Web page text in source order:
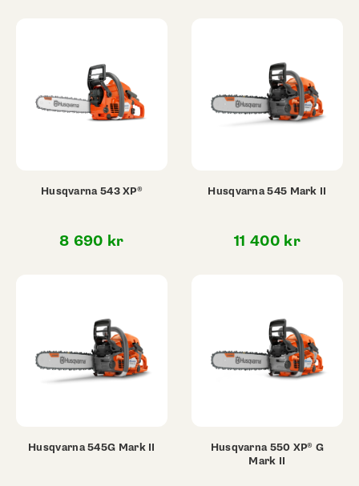
Husqvarna 543 XP®
8 690 kr
Husqvarna 545 Mark II
11 400 kr
Husqvarna 545G Mark II
Husqvarna 550 XP® G
Mark II